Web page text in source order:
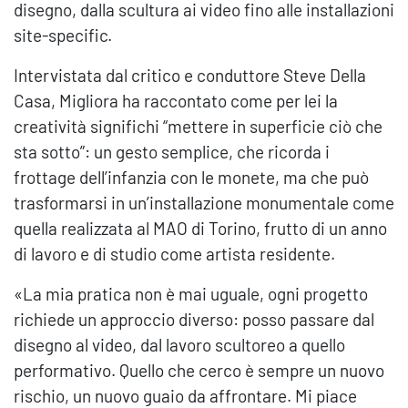
disegno, dalla scultura ai video fino alle installazioni
site-specific.
Intervistata dal critico e conduttore Steve Della
Casa, Migliora ha raccontato come per lei la
creatività significhi “mettere in superficie ciò che
sta sotto”: un gesto semplice, che ricorda i
frottage dell’infanzia con le monete, ma che può
trasformarsi in un’installazione monumentale come
quella realizzata al MAO di Torino, frutto di un anno
di lavoro e di studio come artista residente.
«La mia pratica non è mai uguale, ogni progetto
richiede un approccio diverso: posso passare dal
disegno al video, dal lavoro scultoreo a quello
performativo. Quello che cerco è sempre un nuovo
rischio, un nuovo guaio da affrontare. Mi piace